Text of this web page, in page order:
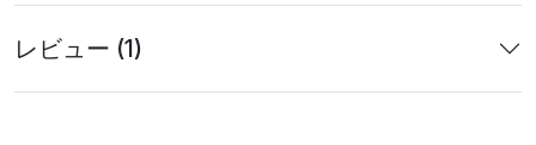
レビュー (1)